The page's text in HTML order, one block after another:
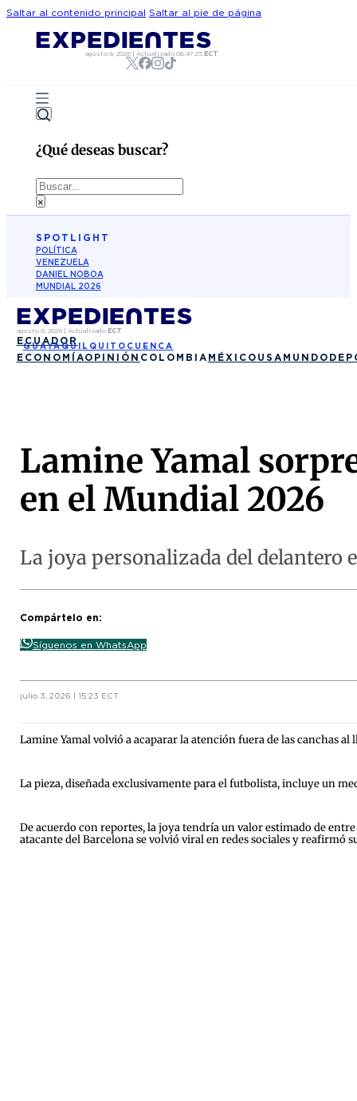
Saltar al contenido principal Saltar al pie de página
agosto 6, 2026| Actualizado 08:47:25 ECT
¿Qué deseas buscar?
Buscar
×
SPOTLIGHT
POLÍTICA
VENEZUELA
DANIEL NOBOA
MUNDIAL 2026
agosto 6, 2026| Actualizado ECT
ECUADOR
GUAYAQUIL QUITO CUENCA
ECONOMÍAOPINIÓN COLOMBIA MÉXICO USA MUNDO
Lamine Yamal
en el Mundial 2026
La joya personalizada del delantero
Compártelo en:
Síguenos en WhatsApp
julio 3, 2026 | 15:23 ECT
Lamine Yamal volvió a acaparar la atención fuera de las canchas
La pieza, diseñada exclusivamente para el futbolista, incluye un
De acuerdo con reportes, la joya tendría un valor estimado de
atacante del Barcelona se volvió viral en redes sociales y reafirmó